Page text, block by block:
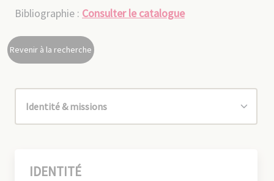
Bibliographie : Consulter le catalogue
Revenir à la recherche
IDENTITÉ